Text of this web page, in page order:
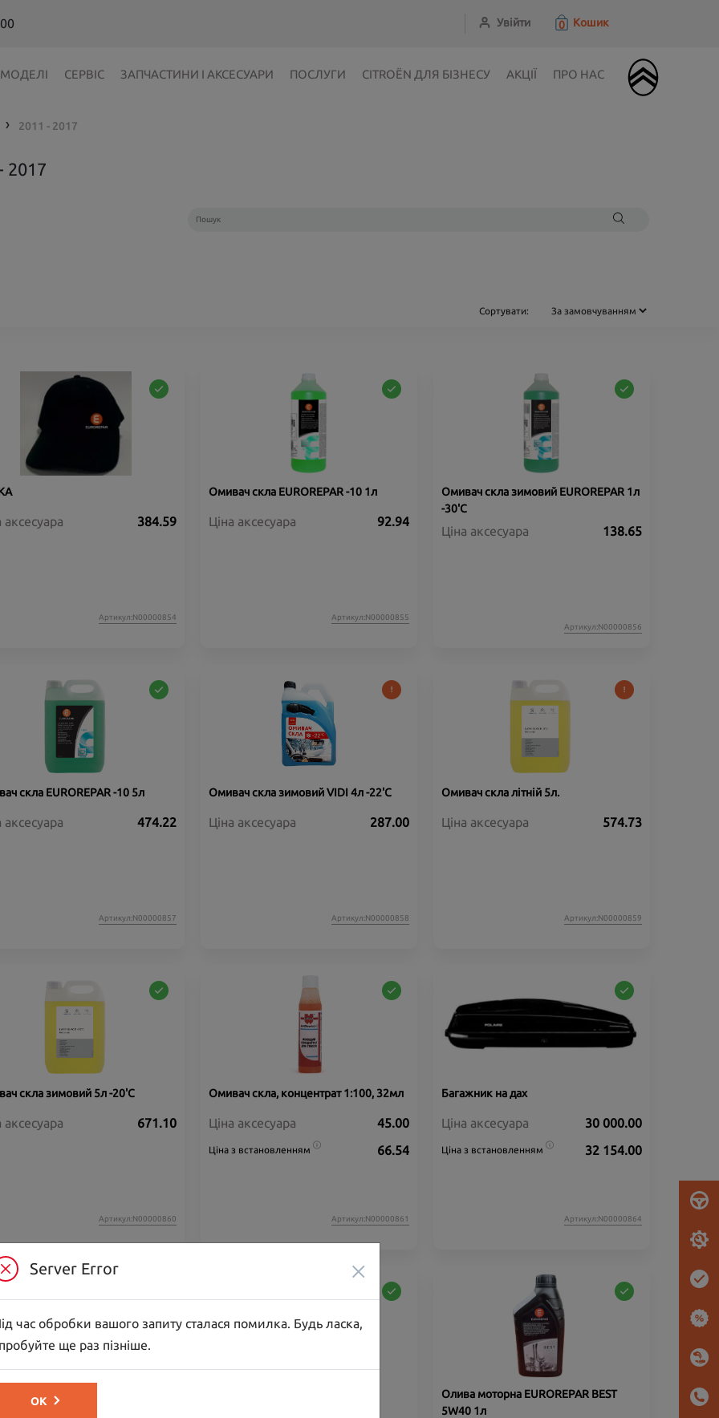
Увійти 0 Кошик
МОДЕЛІ СЕРВІС ЗАПЧАСТИНИ І АКСЕСУАРИ ПОСЛУГИ CITROЁN ДЛЯ БІЗНЕСУ АКЦІЇ ПРО НАС
❯ 2011 - 2017
2017
Сортувати:
аксесуара 384.59
Артикул:N00000854
Омивач скла EUROREPAR -10 1л
Ціна аксесуара 92.94
Артикул:N00000855
Омивач скла зимовий EUROREPAR 1л
-30'C
Ціна аксесуара 138.65
Артикул:N00000856
скла EUROREPAR -10 5л
аксесуара 474.22
Артикул:N00000857
Омивач скла зимовий VIDI 4л -22'C
Ціна аксесуара 287.00
Артикул:N00000858
Омивач скла літній 5л.
Ціна аксесуара 574.73
Артикул:N00000859
скла зимовий 5л -20'C
аксесуара 671.10
Артикул:N00000860
Омивач скла, концентрат 1:100, 32мл
Ціна аксесуара 45.00
Ціна з встановленням 66.54
Артикул:N00000861
Багажник на дах
Ціна аксесуара 30 000.00
Ціна з встановленням 32 154.00
Артикул:N00000864
моторна EUROREPAR 0W30 C2
Олива моторна EUROREPAR BEST
5W40 1л
Server Error ×
час обробки вашого запиту сталася помилка. Будь ласка,
ще раз пізніше.
ОК